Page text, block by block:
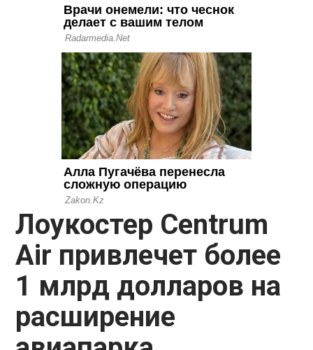
Лоукостер Centrum
Air привлечет более
1 млрд долларов на
расширение